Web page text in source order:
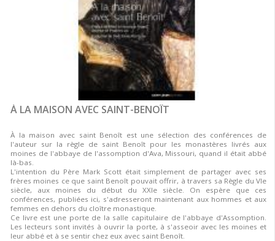
À LA MAISON AVEC SAINT-BENOÎT
À la maison avec saint Benoît est une sélection des conférences de
l'auteur sur la règle de saint Benoît pour les monastères livrés aux
moines de l'abbaye de l'assomption d'Ava, Missouri, quand il était abbé
là-bas.
L'intention du Père Mark Scott était simplement de partager avec ses
frères moines ce que saint Benoît pouvait offrir, à travers sa Règle du VIe
siècle, aux moines du début du XXIe siècle. On espère que ces
conférences, publiées ici, s'adresseront maintenant aux hommes et aux
femmes en dehors du cloître monastique.
Ce livre est une porte de la salle capitulaire de l'abbaye d'Assomption.
Les lecteurs sont invités à ouvrir la porte, à s'asseoir avec les moines et
leur abbé et à se sentir chez eux avec saint Benoît.